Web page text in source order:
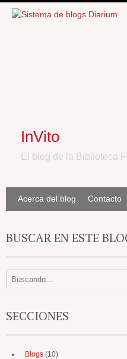
InVito
El blog de la Biblioteca
Acerca del blog Contacto
BUSCAR EN ESTE
SECCIONES
Blogs (10)